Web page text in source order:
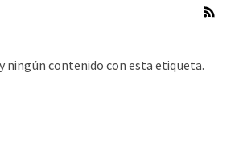
ningún contenido con esta etiqueta.